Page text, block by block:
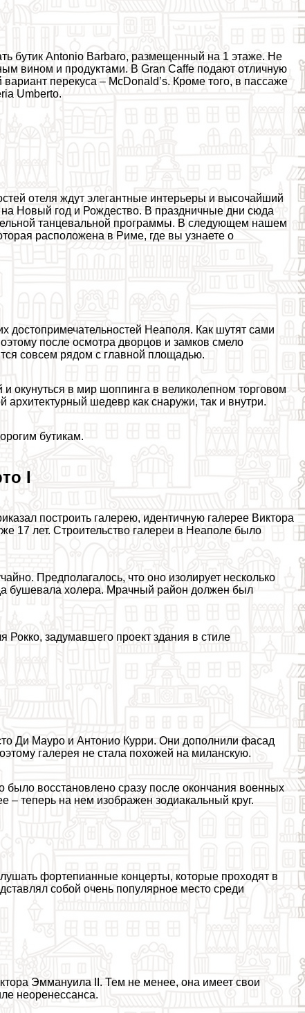
бутик Antonio Barbaro, размещенный на 1 этаже. Не
вином и продуктами. В Gran Caffe подают отличную
перекуса – McDonald’s. Кроме того, в пассаже
Umberto.
отеля ждут элегантные интерьеры и высочайший
Новый год и Рождество. В праздничные дни сюда
танцевальной программы. В следующем нашем
расположена в Риме, где вы узнаете о
достопримечательностей Неаполя. Как шутят сами
после осмотра дворцов и замков смело
совсем рядом с главной площадью.
окунуться в мир шоппинга в великолепном торговом
шедевр как снаружи, так и внутри.
бутикам.
I
построить галерею, идентичную галерее Виктора
17 лет. Строительство галереи в Неаполе было
Предполагалось, что оно изолирует несколько
бушевала холера. Мрачный район должен был
задумавшего проект здания в стиле
Ди Мауро и Антонио Курри. Они дополнили фасад
галерея не стала похожей на миланскую.
восстановлено сразу после окончания военных
– теперь на нем изображен зодиакальный круг.
фортепианные концерты, которые проходят в
собой очень популярное место среди
Эммануила II. Тем не менее, она имеет свои
неоренессанса.